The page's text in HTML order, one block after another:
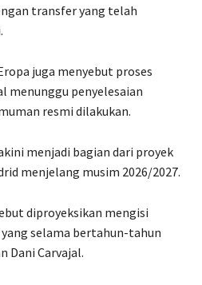
transfer yang telah
juga menyebut proses
menunggu penyelesaian
resmi dilakukan.
menjadi bagian dari proyek
menjelang musim 2026/2027.
diproyeksikan mengisi
selama bertahun-tahun
Dani Carvajal.